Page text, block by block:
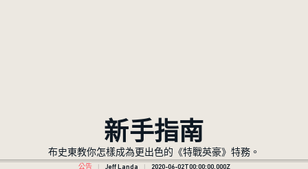
新手指南
布史東教你怎樣成為更出色的《特戰英豪》特務。
公告 Jeff Landa 2020-06-02T00:00:00.000Z